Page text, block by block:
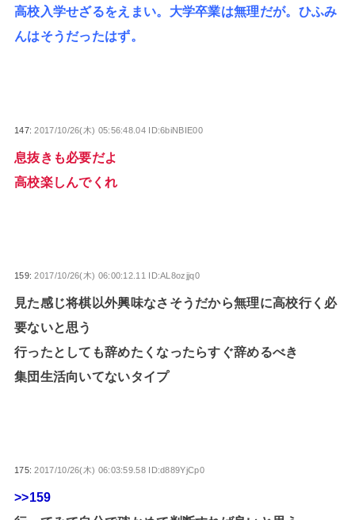
高校入学せざるをえまい。大学卒業は無理だが。ひふみ
んはそうだったはず。
147:2017/10/26(木) 05:56:48.04 ID:6biNBIE00
息抜きも必要だよ
高校楽しんでくれ
159:2017/10/26(木) 06:00:12.11 ID:AL8ozjjq0
見た感じ将棋以外興味なさそうだから無理に高校行く必
要ないと思う
行ったとしても辞めたくなったらすぐ辞めるべき
集団生活向いてないタイプ
175:2017/10/26(木) 06:03:59.58 ID:d889YjCp0
>>159